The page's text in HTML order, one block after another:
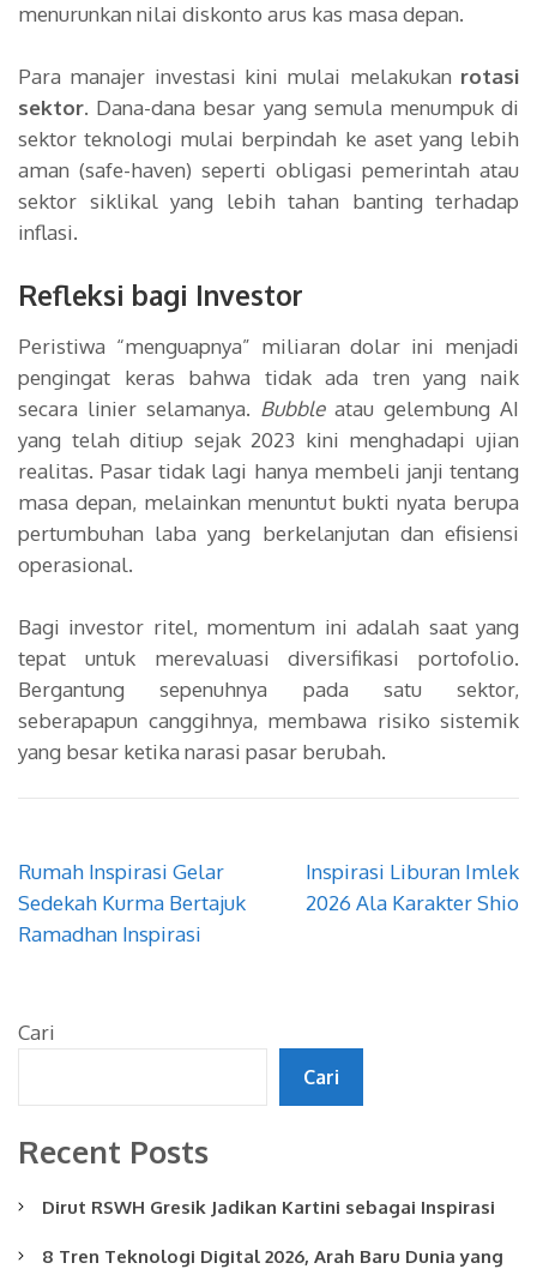
menurunkan nilai diskonto arus kas masa depan.
Para manajer investasi kini mulai melakukan rotasi
sektor. Dana-dana besar yang semula menumpuk di
sektor teknologi mulai berpindah ke aset yang lebih
aman (safe-haven) seperti obligasi pemerintah atau
sektor siklikal yang lebih tahan banting terhadap
inflasi.
Refleksi bagi Investor
Peristiwa “menguapnya” miliaran dolar ini menjadi
pengingat keras bahwa tidak ada tren yang naik
secara linier selamanya. Bubbleatau gelembung AI
yang telah ditiup sejak 2023 kini menghadapi ujian
realitas. Pasar tidak lagi hanya membeli janji tentang
masa depan, melainkan menuntut bukti nyata berupa
pertumbuhan laba yang berkelanjutan dan efisiensi
operasional.
Bagi investor ritel, momentum ini adalah saat yang
tepat untuk merevaluasi diversifikasi portofolio.
Bergantung sepenuhnya pada satu sektor,
seberapapun canggihnya, membawa risiko sistemik
yang besar ketika narasi pasar berubah.
Navigasi
pos
Rumah Inspirasi Gelar
Sedekah Kurma Bertajuk
Ramadhan Inspirasi
Inspirasi Liburan Imlek
2026 Ala Karakter Shio
Cari
Cari
Recent Posts
Dirut RSWH Gresik Jadikan Kartini sebagai Inspirasi
8 Tren Teknologi Digital 2026, Arah Baru Dunia yang